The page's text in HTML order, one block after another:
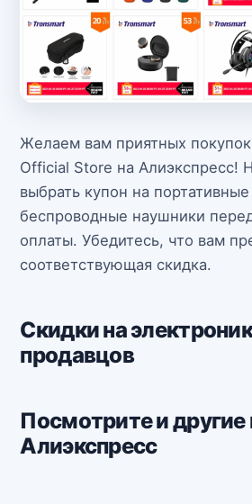
Желаем вам приятных
Official Store на Алиэкспресс!
выбрать купон на
беспроводные наушники
оплаты. Убедитесь, что вам
соответствующая скидка.
Скидки на
продавцов
Посмотрите и другие
Алиэкспресс